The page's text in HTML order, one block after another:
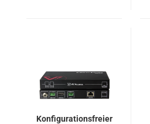
Konfigurationsfreier